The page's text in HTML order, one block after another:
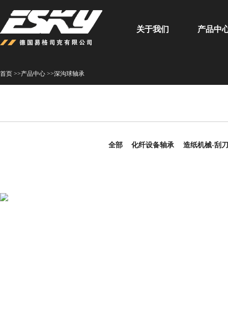
关于我们 产品中
首页 >>产品中心 >>深沟球轴承
全部 化纤设备轴承 造纸机械-刮